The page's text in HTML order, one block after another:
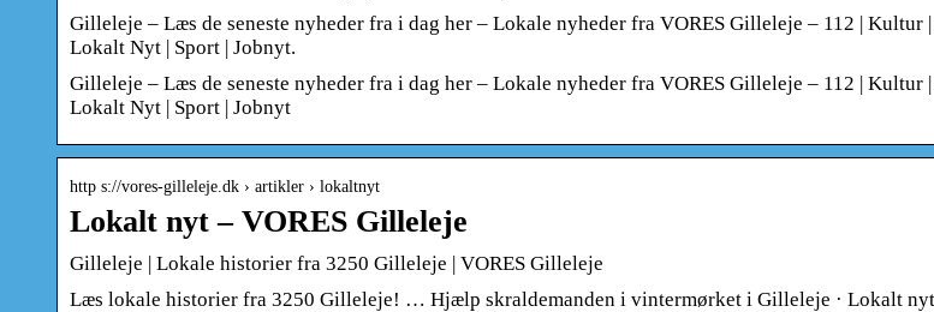
Gilleleje – Læs de seneste nyheder fra i dag her – Lokale nyheder fra VORES Gilleleje – 112 | Kultur
Lokalt Nyt | Sport | Jobnyt.
Gilleleje – Læs de seneste nyheder fra i dag her – Lokale nyheder fra VORES Gilleleje – 112 | Kultur
Lokalt Nyt | Sport | Jobnyt
http s://vores-gilleleje.dk › artikler › lokaltnyt
Lokalt nyt – VORES Gilleleje
Gilleleje | Lokale historier fra 3250 Gilleleje | VORES Gilleleje
Læs lokale historier fra 3250 Gilleleje! … Hjælp skraldemanden i vintermørket i Gilleleje · Lokalt